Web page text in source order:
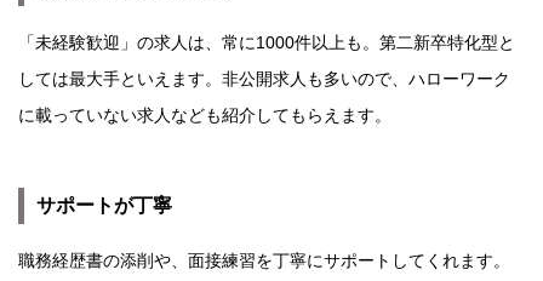
「未経験歓迎」の求人は、常に1000件以上も。第二新卒特化型と
しては最大手といえます。非公開求人も多いので、ハローワーク
に載っていない求人なども紹介してもらえます。
サポートが丁寧
職務経歴書の添削や、面接練習を丁寧にサポートしてくれます。